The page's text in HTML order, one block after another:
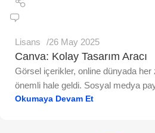
Lisans 26 May 2025
Canva: Kolay Tasarım Aracı
Görsel içerikler, online dünyada
önemli hale geldi. Sosyal medya
Okumaya Devam Et